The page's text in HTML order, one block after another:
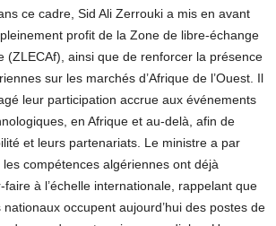
ce cadre, Sid Ali Zerrouki a mis en avant
profit de la Zone de libre-échange
(ZLECAf), ainsi que de renforcer la présence
sur les marchés d’Afrique de l’Ouest. Il
leur participation accrue aux événements
en Afrique et au-delà, afin de
et leurs partenariats. Le ministre a par
compétences algériennes ont déjà
à l’échelle internationale, rappelant que
occupent aujourd’hui des postes de